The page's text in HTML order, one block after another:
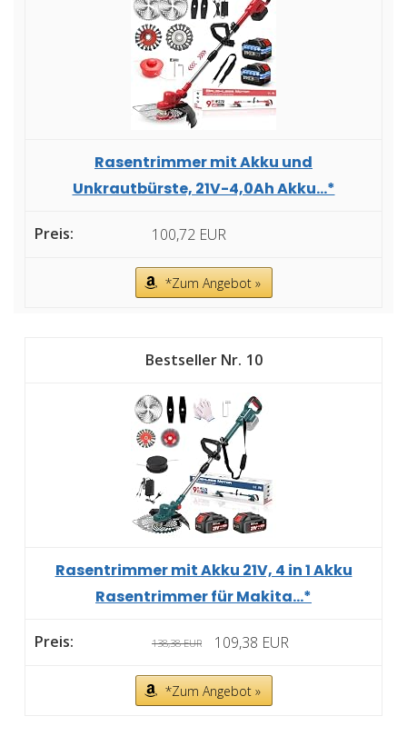
Rasentrimmer mit Akku und
Unkrautbürste, 21V-4,0Ah Akku...*
100,72 EUR
*Zum Angebot »
10
Rasentrimmer mit Akku 21V, 4 in 1 Akku
Rasentrimmer für Makita...*
138,38 EUR 109,38 EUR
*Zum Angebot »